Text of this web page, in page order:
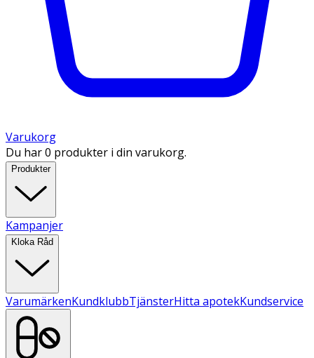
Varukorg
Du har 0 produkter i din varukorg.
Produkter
Kampanjer
Kloka Råd
VarumärkenKundklubbTjänsterHitta apotekKundservice